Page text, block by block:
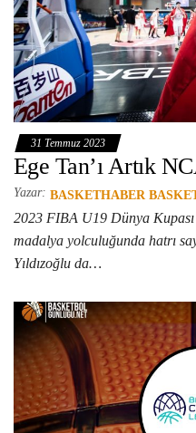
31 Temmuz 2023
Ege Tan’ı Artık
Yazar: BASKETHABER
2023 FIBA U19 Dünya
madalya yolculuğunda hatrı
Yıldızoğlu da…